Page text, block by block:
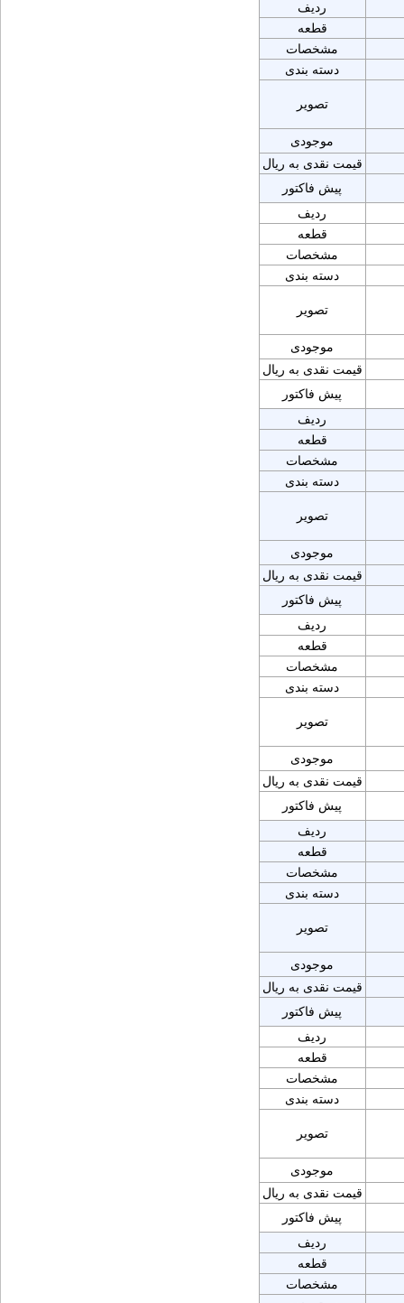
ردیف
قطعه
مشخصات
دسته بندی
تصویر
موجودی
قیمت نقدی به ریال
پیش فاکتور
ردیف
قطعه
مشخصات
دسته بندی
تصویر
موجودی
قیمت نقدی به ریال
پیش فاکتور
ردیف
قطعه
مشخصات
دسته بندی
تصویر
موجودی
قیمت نقدی به ریال
پیش فاکتور
ردیف
قطعه
مشخصات
دسته بندی
تصویر
موجودی
قیمت نقدی به ریال
پیش فاکتور
ردیف
قطعه
مشخصات
دسته بندی
تصویر
موجودی
قیمت نقدی به ریال
پیش فاکتور
ردیف
قطعه
مشخصات
دسته بندی
تصویر
موجودی
قیمت نقدی به ریال
پیش فاکتور
ردیف
قطعه
مشخصات